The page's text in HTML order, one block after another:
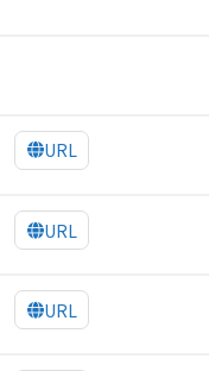
URL
URL
URL